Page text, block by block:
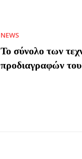
NEWS
Το σύνολο των
προδιαγραφών